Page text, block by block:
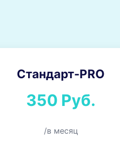
Стандарт-PRO
350 Руб.
/в месяц